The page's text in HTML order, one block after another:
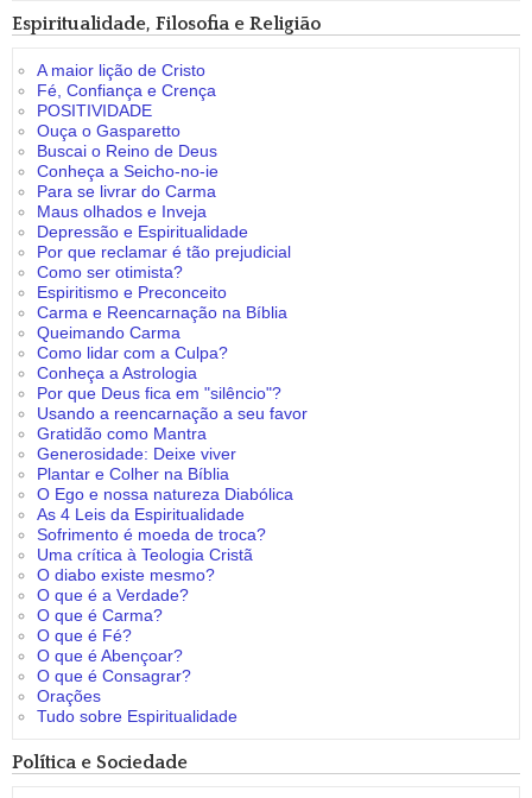
Espiritualidade, Filosofia e Religião
A maior lição de Cristo
Fé, Confiança e Crença
POSITIVIDADE
Ouça o Gasparetto
Buscai o Reino de Deus
Conheça a Seicho-no-ie
Para se livrar do Carma
Maus olhados e Inveja
Depressão e Espiritualidade
Por que reclamar é tão prejudicial
Como ser otimista?
Espiritismo e Preconceito
Carma e Reencarnação na Bíblia
Queimando Carma
Como lidar com a Culpa?
Conheça a Astrologia
Por que Deus fica em "silêncio"?
Usando a reencarnação a seu favor
Gratidão como Mantra
Generosidade: Deixe viver
Plantar e Colher na Bíblia
O Ego e nossa natureza Diabólica
As 4 Leis da Espiritualidade
Sofrimento é moeda de troca?
Uma crítica à Teologia Cristã
O diabo existe mesmo?
O que é a Verdade?
O que é Carma?
O que é Fé?
O que é Abençoar?
O que é Consagrar?
Orações
Tudo sobre Espiritualidade
Política e Sociedade